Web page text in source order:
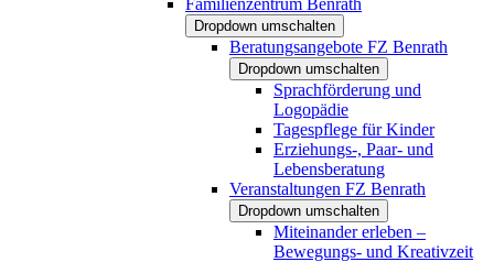
Dropdown umschalten
Beratungsangebote FZ Benrath
Dropdown umschalten
Sprachförderung und
Logopädie
Tagespflege für Kinder
Erziehungs-, Paar- und
Lebensberatung
Veranstaltungen FZ Benrath
Dropdown umschalten
Miteinander erleben –
Bewegungs- und Kreativzeit